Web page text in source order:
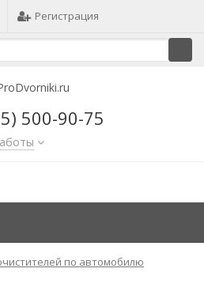
Регистрация
500-90-75
по автомобилю